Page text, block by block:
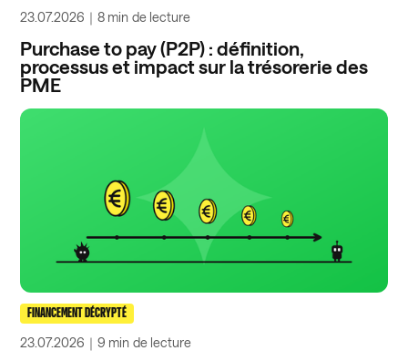
23.07.2026 ｜8 min de lecture
Purchase to pay (P2P) : définition,
processus et impact sur la trésorerie des
PME
FINANCEMENT DÉCRYPTÉ
23.07.2026 ｜9 min de lecture